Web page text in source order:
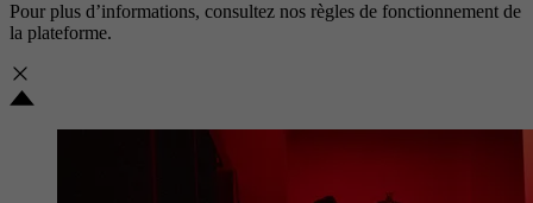
Pour plus d’informations, consultez nos règles de fonctionnement de
la plateforme.